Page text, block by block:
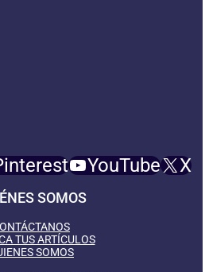
YouTube X
SOMOS
TUS ARTÍCULOS
SOMOS